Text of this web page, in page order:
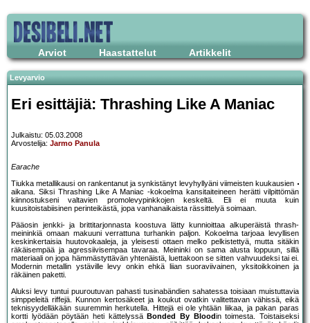
Arviot Haastattelut Artikkelit
Levyarvio
Eri esittäjiä: Thrashing Like A Maniac
Julkaistu: 05.03.2008
Arvostelija: Jarmo Panula
Earache
Tiukka metallikausi on rankentanut ja synkistänyt levyhyllyäni viimeisten kuukausien
aikana. Siksi Thrashing Like A Maniac -kokoelma kansitaiteineen herätti vilpittömän
kiinnostukseni valtavien promolevypinkkojen keskeltä. Eli ei muuta kuin
kuusitoistabiisinen perinteikästä, jopa vanhanaikaista rässittelyä soimaan.
Pääosin jenkki- ja brittitarjonnasta koostuva lätty kunnioittaa alkuperäistä thrash-
meininkiä omaan makuuni verrattuna turhankin paljon. Kokoelma tarjoaa levyllisen
keskinkertaisia huutovokaaleja, ja yleisesti ottaen melko pelkistettyä, mutta sitäkin
räkäisempää ja agressiivisempaa tavaraa. Meininki on sama alusta loppuun, sillä
materiaali on jopa hämmästyttävän yhtenäistä, luettakoon se sitten vahvuudeksi tai ei.
Modernin metallin ystäville levy onkin ehkä liian suoraviivainen, yksitoikkoinen ja
räkäinen paketti.
Aluksi levy tuntui puuroutuvan pahasti tusinabändien sahatessa toisiaan muistuttavia
simppeleitä riffejä. Kunnon kertosäkeet ja koukut ovatkin valitettavan vähissä, eikä
teknisyydelläkään suuremmin herkutella. Hittejä ei ole yhtään liikaa, ja pakan paras
kortti lyödään pöytään heti kättelyssä Bonded By Bloodin toimesta. Toistaiseksi